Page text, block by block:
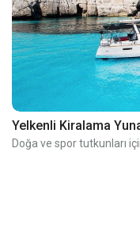
Yelkenli Kiralama
Doğa ve spor tutkunları